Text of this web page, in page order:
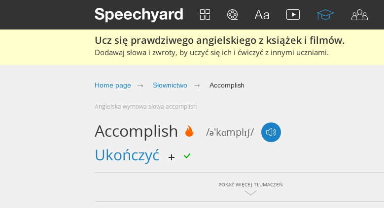
Ucz się prawdziwego angielskiego z książek i filmów.
Dodawaj słowa i zwroty, by uczyć się ich i ćwiczyć z innymi uczniami.
Home page Słownictwo Accomplish
Angielska wymowa słowa accomplish
Accomplish /ə'kɑmplɪʃ/
ukończyć
POKAŻ WIĘCEJ TŁUMACZEŃ